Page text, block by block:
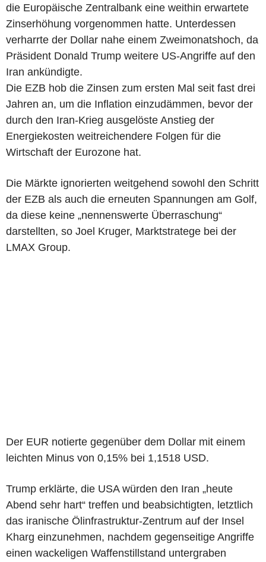
die Europäische Zentralbank eine weithin erwartete
Zinserhöhung vorgenommen hatte. Unterdessen
verharrte der Dollar nahe einem Zweimonatshoch, da
Präsident Donald Trump weitere US-Angriffe auf den
Iran ankündigte.
Die EZB hob die Zinsen zum ersten Mal seit fast drei
Jahren an, um die Inflation einzudämmen, bevor der
durch den Iran-Krieg ausgelöste Anstieg der
Energiekosten weitreichendere Folgen für die
Wirtschaft der Eurozone hat.
Die Märkte ignorierten weitgehend sowohl den Schritt
der EZB als auch die erneuten Spannungen am Golf,
da diese keine „nennenswerte Überraschung“
darstellten, so Joel Kruger, Marktstratege bei der
LMAX Group.
Der EUR notierte gegenüber dem Dollar mit einem
leichten Minus von 0,15% bei 1,1518 USD.
Trump erklärte, die USA würden den Iran „heute
Abend sehr hart“ treffen und beabsichtigten, letztlich
das iranische Ölinfrastruktur-Zentrum auf der Insel
Kharg einzunehmen, nachdem gegenseitige Angriffe
einen wackeligen Waffenstillstand untergraben